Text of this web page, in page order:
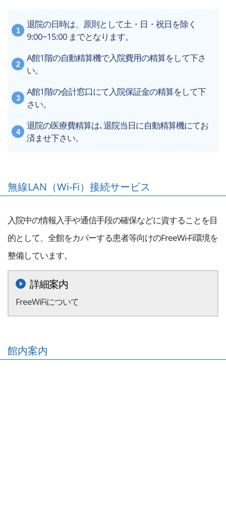
退院の日時は、原則として土・日・祝日を除く
9:00~15:00 までとなります。
A館1階の自動精算機で入院費用の精算をして下さ
い。
A館1階の会計窓口にて入院保証金の精算をして下
さい。
退院の医療費精算は､退院当日に自動精算機にてお
済ませ下さい。
無線LAN（Wi-Fi）接続サービス
入院中の情報入手や通信手段の確保などに資することを目
的として、全館をカバーする患者等向けのFreeWi-Fi環境を
整備しています。
詳細案内
FreeWiFiについて
館内案内